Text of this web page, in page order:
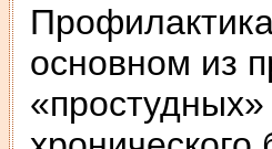
основном из